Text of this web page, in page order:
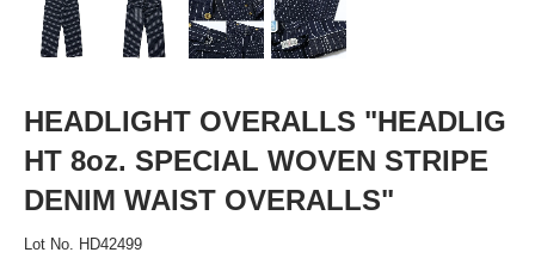
HEADLIGHT OVERALLS "HEADLIG
HT 8oz. SPECIAL WOVEN STRIPE
DENIM WAIST OVERALLS"
Lot No. HD42499